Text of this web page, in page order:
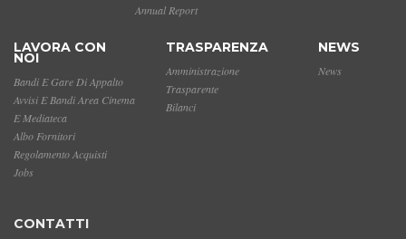
Annual Report
LAVORA CON
NOI
Bandi E Gare Di Appalto
Avvisi E Bandi Area Cinema
E Mediateca
Albo Fornitori
Regolamento Acquisti
Jobs
TRASPARENZA
Amministrazione
Trasparente
Bilanci
NEWS
News
CONTATTI